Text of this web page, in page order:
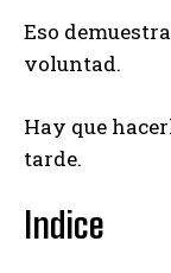
Eso
voluntad.
Hay que
tarde.
Indice